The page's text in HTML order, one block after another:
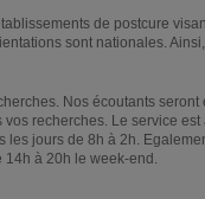
de postcure
sont nationales.
Nos écoutants
recherches. Le service
jours de 8h à 2h.
à 20h le week-end.